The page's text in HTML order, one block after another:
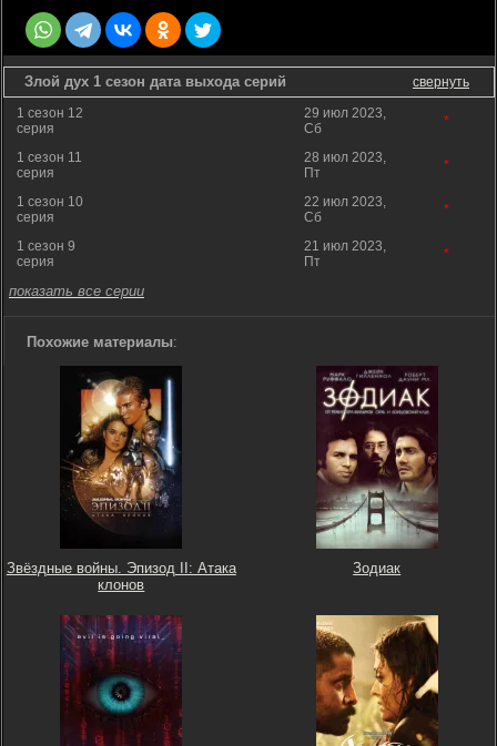
Злой дух 1 сезон дата выхода серий
свернуть
1 сезон 12
серия
29 июл 2023,
Сб
*
1 сезон 11
серия
28 июл 2023,
Пт
*
1 сезон 10
серия
22 июл 2023,
Сб
*
1 сезон 9
серия
21 июл 2023,
Пт
*
показать все серии
Похожие материалы:
Звёздные войны. Эпизод II: Атака
клонов
Зодиак